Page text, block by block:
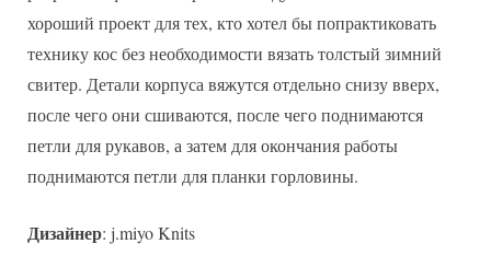
хороший проект для тех, кто хотел бы попрактиковать
технику кос без необходимости вязать толстый зимний
свитер. Детали корпуса вяжутся отдельно снизу вверх,
после чего они сшиваются, после чего поднимаются
петли для рукавов, а затем для окончания работы
поднимаются петли для планки горловины.
Дизайнер: j.miyo Knits